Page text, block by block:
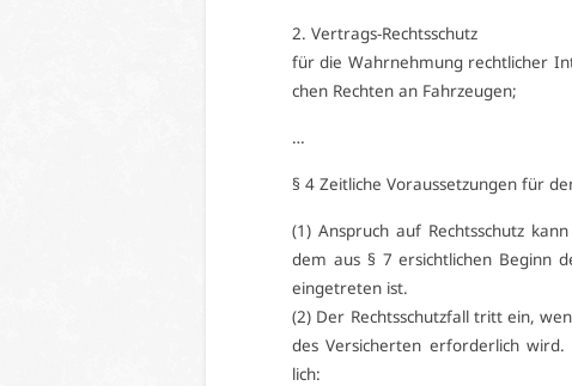
2. Ver­trags-Rechts­schutz
für die Wahr­neh­mung recht­li­cher
chen Rech­ten an Fahr­zeu­gen;
…
§ 4 Zeit­li­che Vor­aus­set­zun­gen für
(1) An­spruch auf Rechts­schutz
dem aus § 7 er­sicht­li­chen Be­ginn
ein­ge­tre­ten ist.
(2) Der Rechts­schutz­fall tritt ein,
des Ver­si­cher­ten er­for­der­lich
lich: